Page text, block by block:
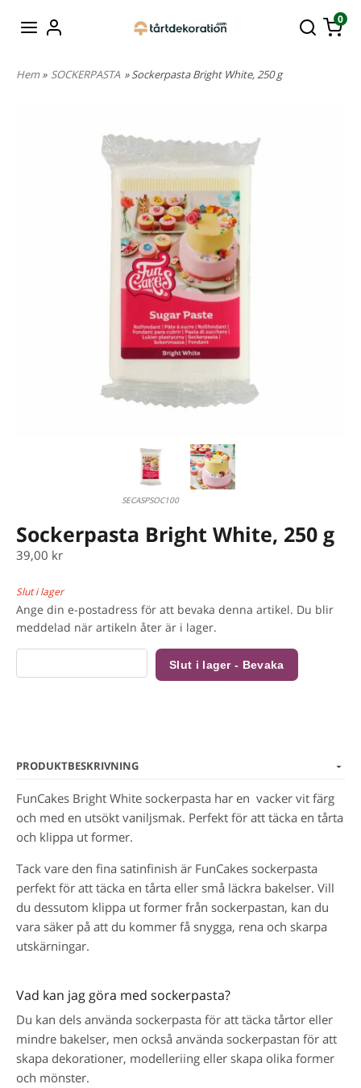
0
Hem» SOCKERPASTA » Sockerpasta Bright White, 250 g
SECASPSOC100
Sockerpasta Bright White, 250 g
39,00 kr
Slut i lager
Ange din e-postadress för att bevaka denna artikel. Du blir
meddelad när artikeln åter är i lager.
Slut i lager - Bevaka
PRODUKTBESKRIVNING
FunCakes Bright White sockerpasta har en vacker vit färg
och med en utsökt vaniljsmak. Perfekt för att täcka en tårta
och klippa ut former.
Tack vare den fina satinfinish är FunCakes sockerpasta
perfekt för att täcka en tårta eller små läckra bakelser. Vill
du dessutom klippa ut former från sockerpastan, kan du
vara säker på att du kommer få snygga, rena och skarpa
utskärningar.
Vad kan jag göra med sockerpasta?
Du kan dels använda sockerpasta för att täcka tårtor eller
mindre bakelser, men också använda sockerpastan för att
skapa dekorationer, modelleriing eller skapa olika former
och mönster.